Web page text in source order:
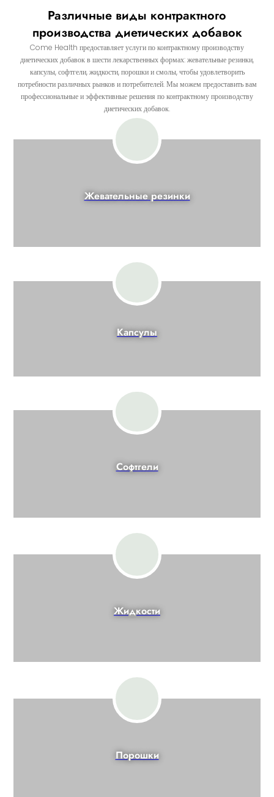
Различные виды контрактного
производства диетических добавок
Come Health предоставляет услуги по контрактному производству
диетических добавок в шести лекарственных формах: жевательные резинки,
капсулы, софтгели, жидкости, порошки и смолы, чтобы удовлетворить
потребности различных рынков и потребителей. Мы можем предоставить вам
профессиональные и эффективные решения по контрактному производству
диетических добавок.
Жевательные резинки
Капсулы
Софтгели
Жидкости
Порошки